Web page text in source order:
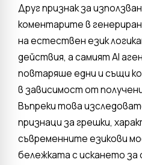
Друг признак за
коментарите в
на естествен език
действия, а самият AI
повтаряше едни и същи
в зависимост от
Въпреки това
признаци за грешки,
съвременните езикови
бележката с искането